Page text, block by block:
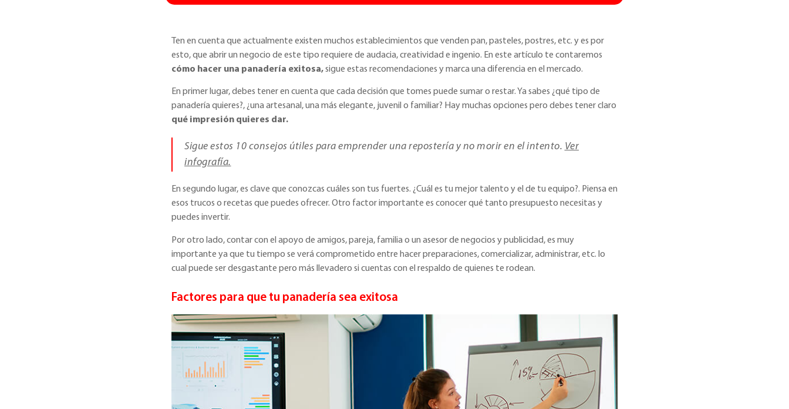
Ten en cuenta que actualmente existen muchos establecimientos que venden pan, pasteles, postres, etc. y es por
esto, que abrir un negocio de este tipo requiere de audacia, creatividad e ingenio. En este artículo te contaremos
cómo hacer una panadería exitosa,sigue estas recomendaciones y marca una diferencia en el mercado.
En primer lugar, debes tener en cuenta que cada decisión que tomes puede sumar o restar. Ya sabes ¿qué tipo de
panadería quieres?, ¿una artesanal, una más elegante, juvenil o familiar? Hay muchas opciones pero debes tener claro
qué impresión quieres dar.
Sigue estos 10 consejos útiles para emprender una repostería y no morir en el intento. Ver
infografía.
En segundo lugar, es clave que conozcas cuáles son tus fuertes. ¿Cuál es tu mejor talento y el de tu equipo?. Piensa en
esos trucos o recetas que puedes ofrecer. Otro factor importante es conocer qué tanto presupuesto necesitas y
puedes invertir.
Por otro lado, contar con el apoyo de amigos, pareja, familia o un asesor de negocios y publicidad, es muy
importante ya que tu tiempo se verá comprometido entre hacer preparaciones, comercializar, administrar, etc. lo
cual puede ser desgastante pero más llevadero si cuentas con el respaldo de quienes te rodean.
Factores para que tu panadería sea exitosa